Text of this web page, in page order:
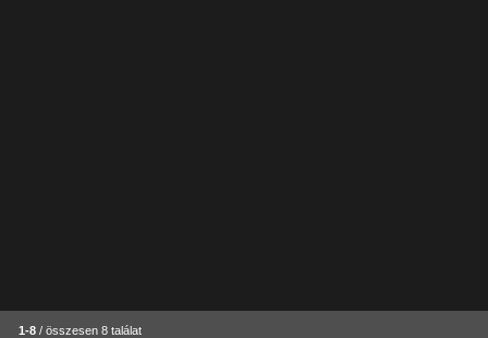
1-8 / összesen 8 találat